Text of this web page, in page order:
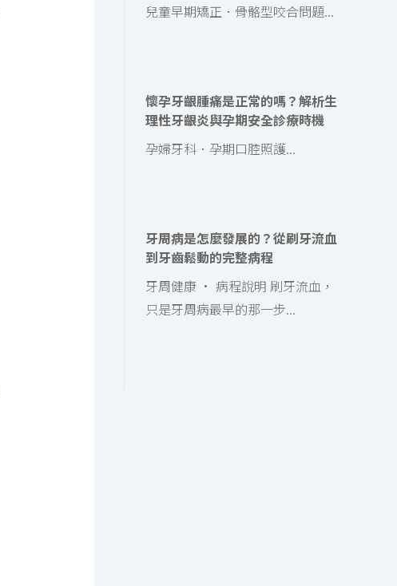
兒童早期矯正．骨骼型咬合問題...
懷孕牙齦腫痛是正常的嗎？解析生
理性牙齦炎與孕期安全診療時機
孕婦牙科．孕期口腔照護...
牙周病是怎麼發展的？從刷牙流血
到牙齒鬆動的完整病程
牙周健康 · 病程說明 刷牙流血，
只是牙周病最早的那一步...